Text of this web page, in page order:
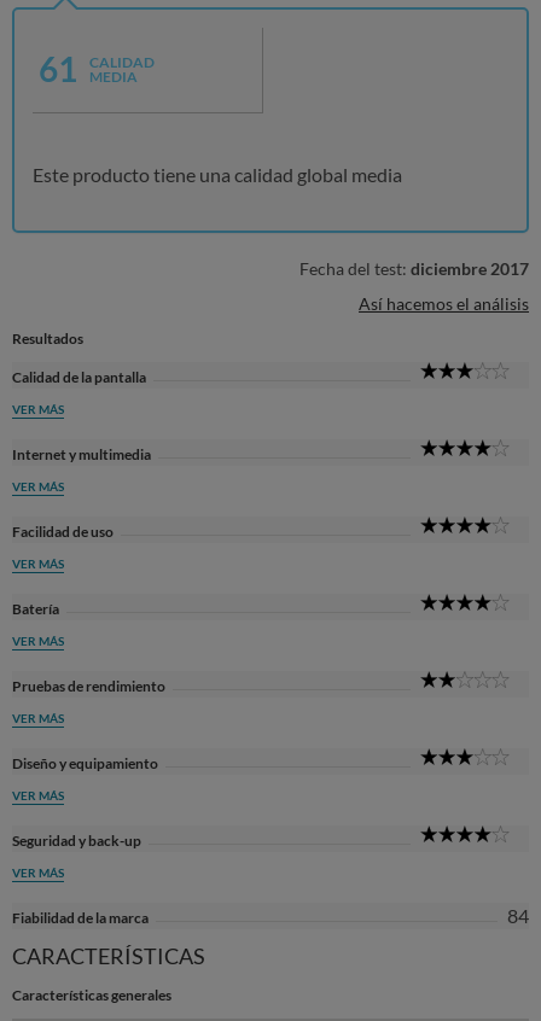
61
CALIDAD
MEDIA
Este producto tiene una calidad global media
Fecha del test: diciembre 2017
Así hacemos el análisis
Resultados
Calidad de la pantalla
VER MÁS
Internet y multimedia
VER MÁS
Facilidad de uso
VER MÁS
Batería
VER MÁS
Pruebas de rendimiento
VER MÁS
Diseño y equipamiento
VER MÁS
Seguridad y back-up
VER MÁS
Fiabilidad de la marca 84
CARACTERÍSTICAS
Características generales